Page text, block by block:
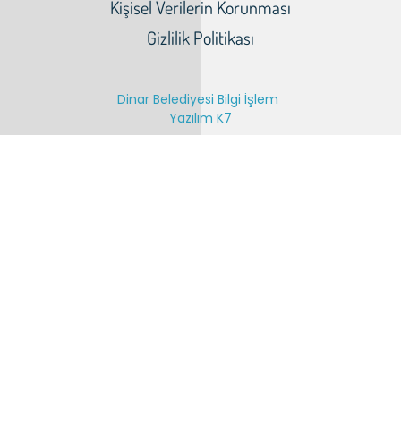
Kişisel Verilerin Korunması
Gizlilik Politikası
Dinar Belediyesi Bilgi İşlem
Yazılım K7